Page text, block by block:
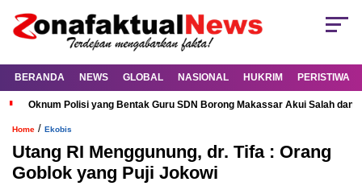
BERANDA NEWS GLOBAL NASIONAL HUKRIM PERISTIWA
Oknum Polisi yang Bentak Guru SDN Borong Makassar Akui Salah dan
Home / Ekobis
Utang RI Menggunung, dr. Tifa : Orang
Goblok yang Puji Jokowi